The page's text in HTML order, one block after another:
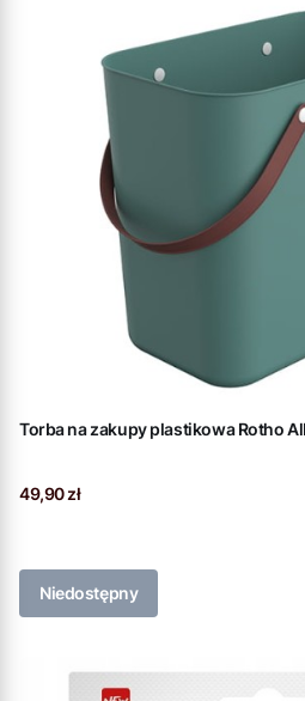
Torba na zakupy plastikowa Rotho
Cena
49,90 zł
Niedostępny